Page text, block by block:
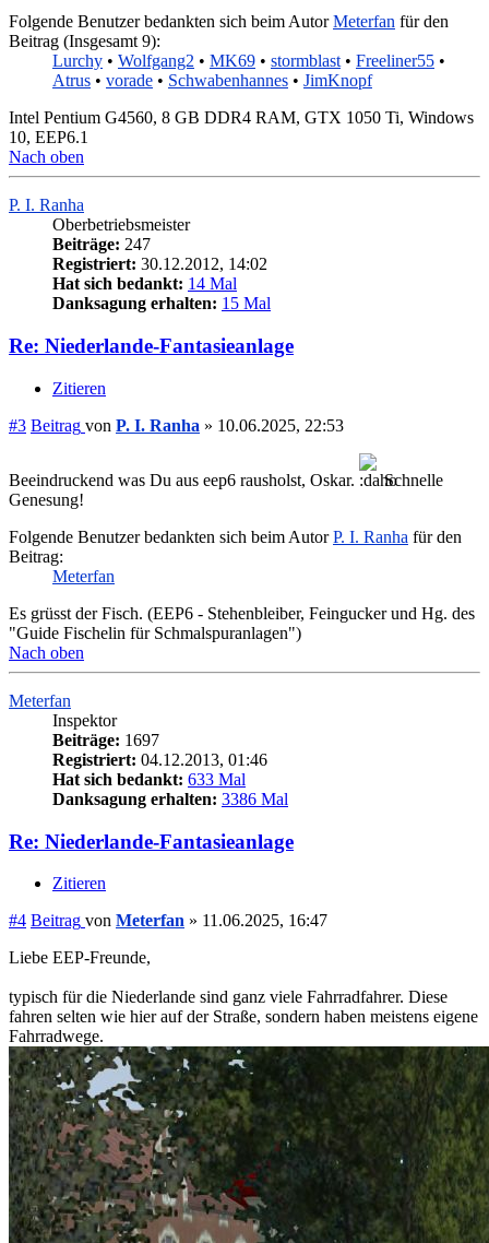
Folgende Benutzer bedankten sich beim AutorMeterfan für den
Beitrag (Insgesamt 9):
Lurchy • Wolfgang2 • MK69 • stormblast• Freeliner55 •
Atrus • vorade • Schwabenhannes • JimKnopf
Intel Pentium G4560, 8 GB DDR4 RAM, GTX 1050 Ti, Windows
10, EEP6.1
Nach oben
P. I. Ranha
Oberbetriebsmeister
Beiträge: 247
Registriert: 30.12.2012, 14:02
Hat sich bedankt: 14 Mal
Danksagung erhalten: 15 Mal
Re: Niederlande-Fantasieanlage
Zitieren
#3 Beitrag von P. I. Ranha » 10.06.2025, 22:53
Beeindruckend was Du aus eep6 rausholst, Oskar.
Schnelle
Genesung!
Folgende Benutzer bedankten sich beim AutorP. I. Ranha für den
Beitrag:
Meterfan
Es grüsst der Fisch. (EEP6 - Stehenbleiber, Feingucker und Hg. des
"Guide Fischelin für Schmalspuranlagen")
Nach oben
Meterfan
Inspektor
Beiträge: 1697
Registriert: 04.12.2013, 01:46
Hat sich bedankt: 633 Mal
Danksagung erhalten: 3386 Mal
Re: Niederlande-Fantasieanlage
Zitieren
#4 Beitrag von Meterfan » 11.06.2025, 16:47
Liebe EEP-Freunde,
typisch für die Niederlande sind ganz viele Fahrradfahrer. Diese
fahren selten wie hier auf der Straße, sondern haben meistens eigene
Fahrradwege.